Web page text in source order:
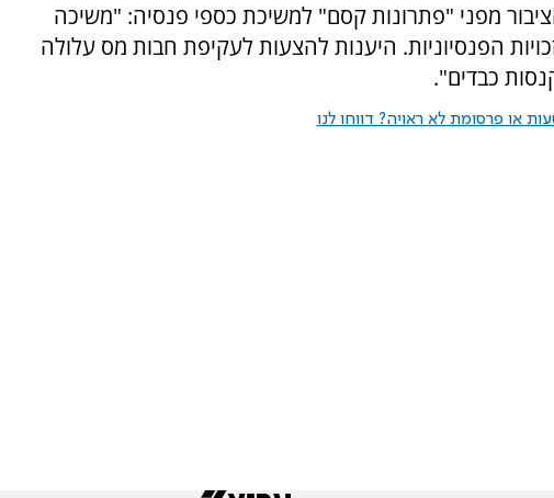
433 מזהירים את הציבור מפני "פתרונות קסם" למשיכת כספי פנסיה: "משיכה
הפנסיוניות. היענות להצעות לעקיפת חבות מס עלולה
כבדים".
או פרסומת לא ראויה? דווחו לנו